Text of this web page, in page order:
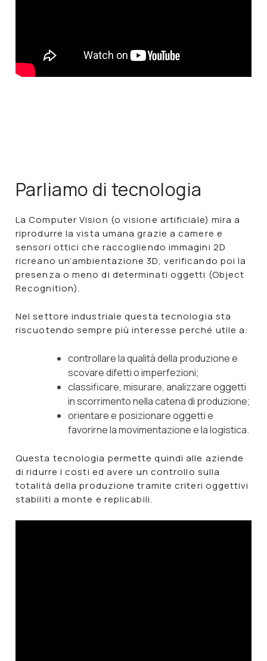
Parliamo di tecnologia
LaComputer Vision (o visione artificiale) mira a
riprodurre la vista umana grazie a camere e
sensori ottici che raccogliendo immagini 2D
ricreano un’ambientazione 3D, verificando poi la
presenza o meno di determinati oggetti (Object
Recognition).
Nel settore industriale questa tecnologia sta
riscuotendo sempre più interesse perché utile a:
controllare la qualità della produzione e
scovare difetti o imperfezioni;
classificare, misurare, analizzare oggetti
in scorrimento nella catena di produzione;
orientare e posizionare oggetti e
favorirne la movimentazione e la logistica.
Questa tecnologia permette quindi alle aziende
di ridurre i costi ed avere un controllo sulla
totalità della produzione tramite criteri oggettivi
stabiliti a monte e replicabili.